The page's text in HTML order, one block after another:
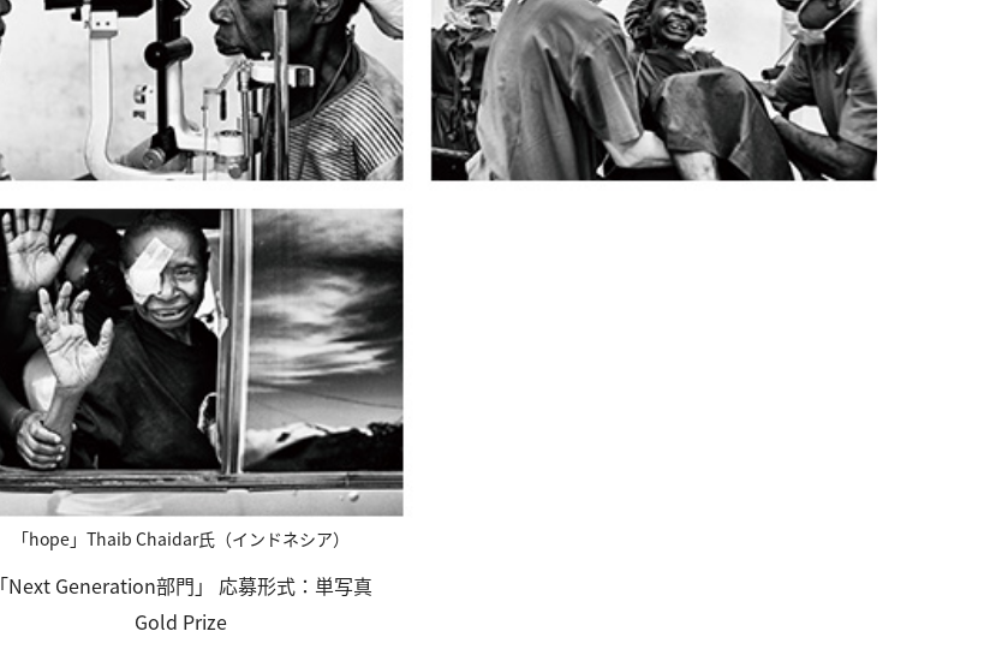
「hope」Thaib Chaidar氏（インドネシア）
「Next Generation部門」 応募形式：単写真
Gold Prize